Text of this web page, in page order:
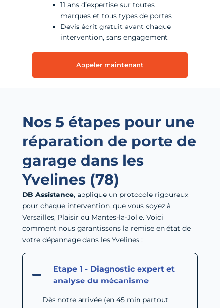
11 ans d’expertise sur toutes
marques et tous types de portes
Devis écrit gratuit avant chaque
intervention, sans engagement
Appeler maintenant
Nos 5 étapes pour une
réparation de porte de
garage dans les
Yvelines (78)
DB Assistance, applique un protocole rigoureux
pour chaque intervention, que vous soyez à
Versailles, Plaisir ou Mantes-la-Jolie. Voici
comment nous garantissons la remise en état de
votre dépannage dans les Yvelines :
Etape 1 - Diagnostic expert et
analyse du mécanisme
Dès notre arrivée (en 45 min partout